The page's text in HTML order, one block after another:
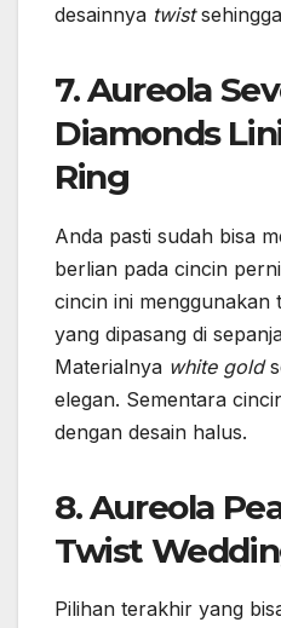
desainnya twist
7. Aureola
Diamonds
Ring
Anda pasti sudah bisa
berlian pada cincin
cincin ini menggunakan
yang dipasang di
Materialnya white gold
elegan. Sementara
dengan desain halus.
8. Aureola
Twist
Pilihan terakhir yang